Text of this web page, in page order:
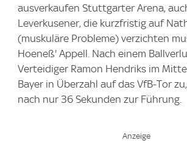
ausverkaufen Stuttgarter Arena,
Leverkusener, die kurzfristig auf
(muskuläre Probleme) verzichten
Hoeneß' Appell. Nach einem
Verteidiger Ramon Hendriks im
Bayer in Überzahl auf das VfB-Tor
nach nur 36 Sekunden zur Führung.